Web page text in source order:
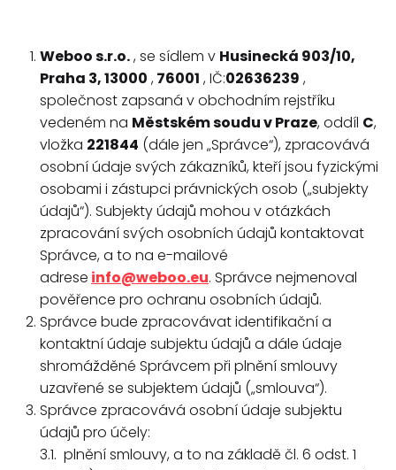
Weboo s.r.o., se sídlem v Husinecká 903/10,
Praha 3, 13000 ,76001 , IČ:02636239 ,
společnost zapsaná v obchodním rejstříku
vedeném na Městském soudu v Praze, oddíl C,
vložka 221844 (dále jen „Správce“), zpracovává
osobní údaje svých zákazníků, kteří jsou fyzickými
osobami i zástupci právnických osob („subjekty
údajů“). Subjekty údajů mohou v otázkách
zpracování svých osobních údajů kontaktovat
Správce, a to na e-mailové
adrese info@weboo.eu. Správce nejmenoval
pověřence pro ochranu osobních údajů.
Správce bude zpracovávat identifikační a
kontaktní údaje subjektu údajů a dále údaje
shromážděné Správcem při plnění smlouvy
uzavřené se subjektem údajů („smlouva“).
Správce zpracovává osobní údaje subjektu
údajů pro účely:
3.1. plnění smlouvy, a to na základě čl. 6 odst. 1